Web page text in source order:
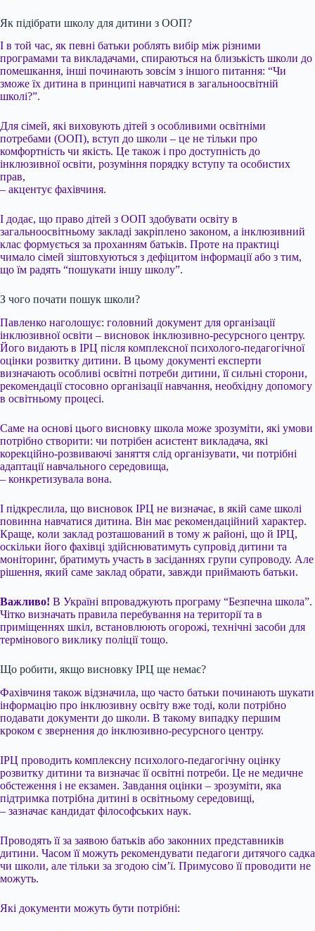
Як підібрати школу для дитини з ООП?
І в той час, як певні батьки роблять вибір між різними
програмами та викладачами, спираються на близькість школи до
помешкання, інші починають зовсім з іншого питання: “Чи
зможе їх дитина в принципі навчатися в загальноосвітній
школі?”.
Для сімей, які виховують дітей з особливими освітніми
потребами (ООП), вступ до школи – це не тільки про
комфортність чи якість. Це також і про доступність до
інклюзивної освіти, розуміння порядку вступу та особистих
прав,
– акцентує фахівчиня.
І додає, що право дітей з ООП здобувати освіту в
загальноосвітньому закладі закріплено законом, а інклюзивний
клас формується за проханням батьків. Проте на практиці
чимало сімей зіштовхуються з дефіцитом інформації або з тим,
що їм радять “пошукати іншу школу”.
З чого почати пошук школи?
Павленко наголошує: головний документ для організації
інклюзивної освіти – висновок інклюзивно-ресурсного центру.
Його видають в ІРЦ після комплексної психолого-педагогічної
оцінки розвитку дитини. В цьому документі експерти
визначають особливі освітні потреби дитини, її сильні сторони,
рекомендації стосовно організації навчання, необхідну допомогу
в освітньому процесі.
Саме на основі цього висновку школа може зрозуміти, які умови
потрібно створити: чи потрібен асистент викладача, які
корекційно-розвиваючі заняття слід організувати, чи потрібні
адаптації навчального середовища,
– конкретизувала вона.
І підкреслила, що висновок ІРЦ не визначає, в якій саме школі
повинна навчатися дитина. Він має рекомендаційний характер.
Краще, коли заклад розташований в тому ж районі, що й ІРЦ,
оскільки його фахівці здійснюватимуть супровід дитини та
моніторинг, братимуть участь в засіданнях групи супроводу. Але
рішення, який саме заклад обрати, завжди приймають батьки.
Важливо! В Україні впроваджують програму “Безпечна школа”.
Чітко визначать правила перебування на території та в
приміщеннях шкіл, встановлюють огорожі, технічні засоби для
термінового виклику поліції тощо.
Що робити, якщо висновку ІРЦ ще немає?
Фахівчиня також відзначила, що часто батьки починають шукати
інформацію про інклюзивну освіту вже тоді, коли потрібно
подавати документи до школи. В такому випадку першим
кроком є звернення до інклюзивно-ресурсного центру.
ІРЦ проводить комплексну психолого-педагогічну оцінку
розвитку дитини та визначає її освітні потреби. Це не медичне
обстеження і не екзамен. Завдання оцінки – зрозуміти, яка
підтримка потрібна дитині в освітньому середовищі,
– зазначає кандидат філософських наук.
Проводять її за заявою батьків або законних представників
дитини. Часом її можуть рекомендувати педагоги дитячого садка
чи школи, але тільки за згодою сім’ї. Примусово її проводити не
можуть.
Які документи можуть бути потрібні: